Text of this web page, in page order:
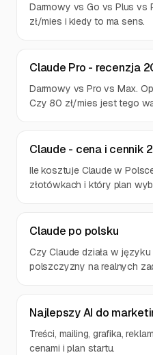
Darmowy vs Go vs Plus vs
zł/mies i kiedy to ma sens.
Claude Pro - recenzja
Darmowy vs Pro vs Max.
Czy 80 zł/mies jest tego
Claude - cena i cennik
Ile kosztuje Claude w
złotówkach i który plan
Claude po polsku
Czy Claude działa w
polszczyzny na realnych
Najlepszy AI do
Treści, mailing, grafika,
cenami i plan startu.